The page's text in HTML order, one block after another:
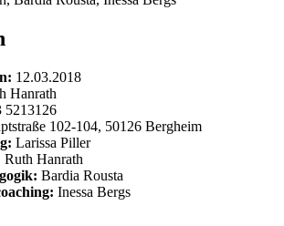
12.03.2018
Hanrath
5213126
102-104, 50126 Bergheim
Larissa Piller
Ruth Hanrath
Bardia Rousta
Inessa Bergs